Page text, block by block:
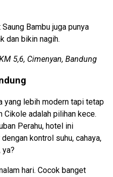
Bambu juga punya
dan bikin nagih.
5,6, Cimenyan, Bandung
yang lebih modern tapi tetap
Cikole adalah pilihan kece.
Perahu, hotel ini
kontrol suhu, cahaya,
hari. Cocok banget